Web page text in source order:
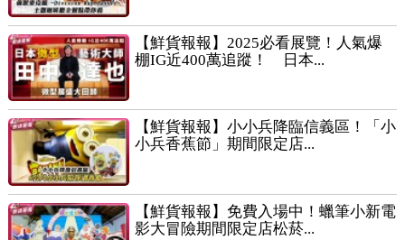
【鮮貨報報】2025必看展覽！人氣爆
棚IG近400萬追蹤！ 日本...
【鮮貨報報】小小兵降臨信義區！「小
小兵香蕉節」期間限定店...
【鮮貨報報】免費入場中！蠟筆小新電
影大冒險期間限定店松菸...